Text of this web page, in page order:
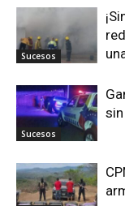
Sucesos
Sucesos